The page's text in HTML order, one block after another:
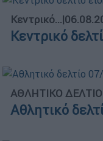
Κεντρικό...|
Κεντρικό
ΑΘΛΗΤΙΚΟ ΔΕΛΤΙΟ
Αθλητικό